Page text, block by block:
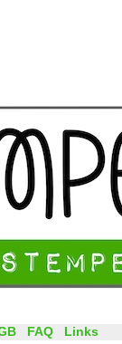
FAQ Links